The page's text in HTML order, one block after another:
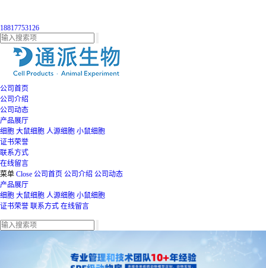
18817753126
公司首页
公司介绍
公司动态
产品展厅
细胞 大鼠细胞 人源细胞 小鼠细胞
证书荣誉
联系方式
在线留言
菜单 Close 公司首页 公司介绍 公司动态
产品展厅
细胞 大鼠细胞 人源细胞 小鼠细胞
证书荣誉 联系方式 在线留言